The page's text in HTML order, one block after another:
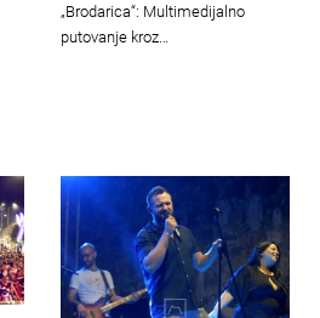
„Brodarica“: Multimedijalno
putovanje kroz…